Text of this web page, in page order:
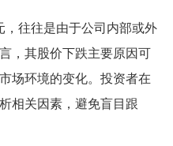
往往是由于公司内部或外
，其股价下跌主要原因可
场环境的变化。投资者在
相关因素，避免盲目跟